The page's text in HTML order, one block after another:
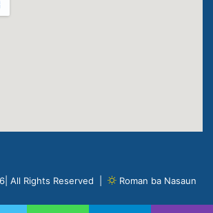
All Rights Reserved | Roman ba Nasaun